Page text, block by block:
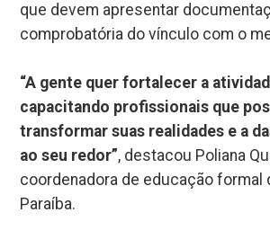
que devem apresentar
comprobatória do vínculo com o
“A gente quer fortalecer a
capacitando profissionais que
transformar suas realidades e a
ao seu redor”, destacou Poliana
coordenadora de educação formal
Paraíba.